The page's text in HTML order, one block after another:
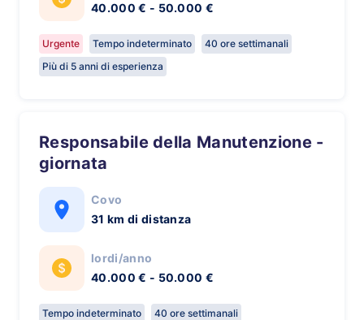
40.000 € - 50.000 €
Urgente Tempo indeterminato
40 ore settimanali
Più di 5 anni di esperienza
Responsabile della Manutenzione -
giornata
Covo
31 km di distanza
lordi/anno
40.000 € - 50.000 €
Tempo indeterminato
40 ore settimanali